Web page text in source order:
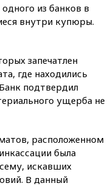
из банков в
внутри купюры.
запечатлен
где находились
подтвердил
ущерба не
расположенном
была
искавших
В данный